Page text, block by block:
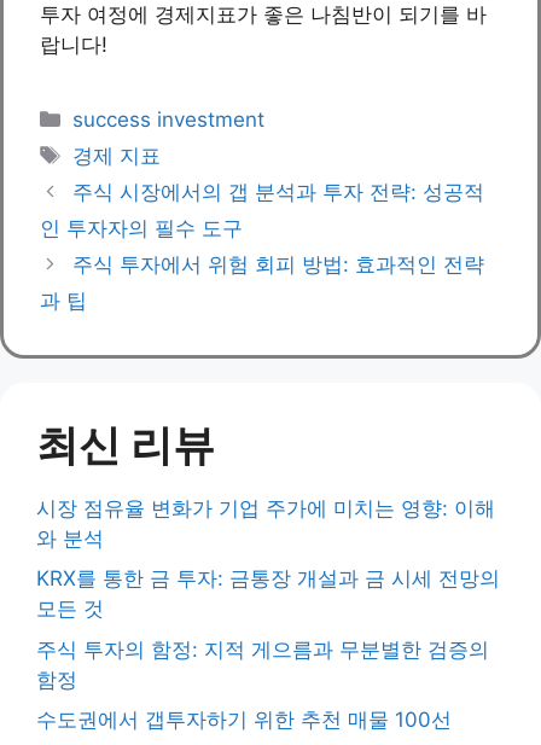
투자 여정에 경제지표가 좋은 나침반이 되기를 바
랍니다!
Categories
success investment
Tags
경제 지표
주식 시장에서의 갭 분석과 투자 전략: 성공적
인 투자자의 필수 도구
주식 투자에서 위험 회피 방법: 효과적인 전략
과 팁
최신 리뷰
시장 점유율 변화가 기업 주가에 미치는 영향: 이해
와 분석
KRX를 통한 금 투자: 금통장 개설과 금 시세 전망의
모든 것
주식 투자의 함정: 지적 게으름과 무분별한 검증의
함정
수도권에서 갭투자하기 위한 추천 매물 100선